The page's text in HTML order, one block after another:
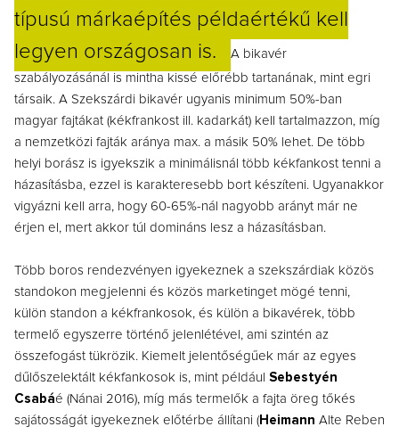
típusú márkaépítés példaértékű kell
legyen országosan is.
A bikavér
szabályozásánál is mintha kissé előrébb tartanának, mint egri
társaik. A Szekszárdi bikavér ugyanis minimum 50%-ban
magyar fajtákat (kékfrankost ill. kadarkát) kell tartalmazzon, míg
a nemzetközi fajták aránya max. a másik 50% lehet. De több
helyi borász is igyekszik a minimálisnál több kékfankost tenni a
házasításba, ezzel is karakteresebb bort készíteni. Ugyanakkor
vigyázni kell arra, hogy 60-65%-nál nagyobb arányt már ne
érjen el, mert akkor túl domináns lesz a házasításban.
Több boros rendezvényen igyekeznek a szekszárdiak közös
standokon megjelenni és közös marketinget mögé tenni,
külön standon a kékfrankosok, és külön a bikavérek, több
termelő egyszerre történő jelenlétével, ami szintén az
összefogást tükrözik. Kiemelt jelentőségűek már az egyes
dűlőszelektált kékfankosok is, mint például Sebestyén
Csabáé (Nánai 2016), míg más termelők a fajta öreg tőkés
sajátosságát igyekeznek előtérbe állítani ( Heimann Alte Reben